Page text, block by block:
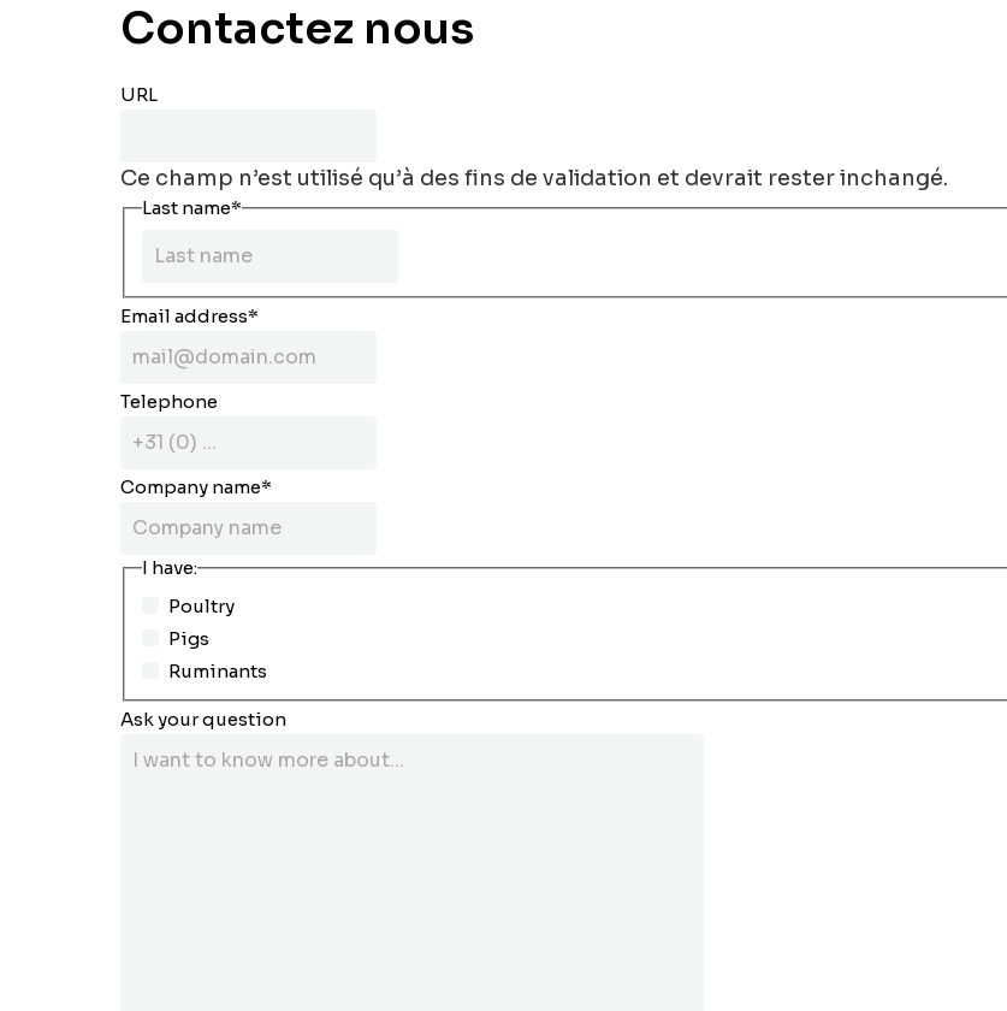
Contactez nous
URL
Ce champ n’est utilisé qu’à des fins de validation et devrait rester inchangé.
Last name*
Email address*
Telephone
Company name*
I have:
Poultry
Pigs
Ruminants
Ask your question